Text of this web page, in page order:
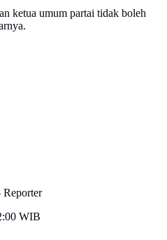
ketua umum partai tidak boleh
Reporter
WIB